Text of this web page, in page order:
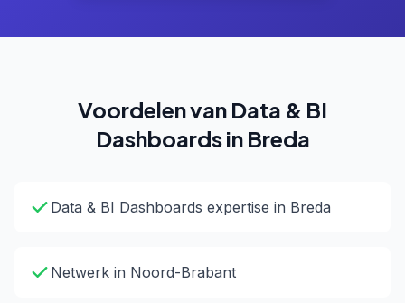
Voordelen van Data & BI
Dashboards in Breda
Data & BI Dashboards expertise in Breda
Netwerk in Noord-Brabant